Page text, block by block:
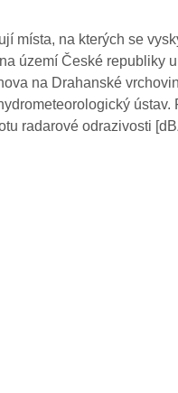
místa, na kterých se
území České republiky
na Drahanské
radarové odrazivosti